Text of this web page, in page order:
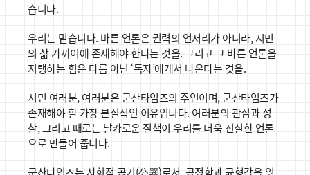
습니다.
우리는 믿습니다. 바른 언론은 권력의 언저리가 아니라, 시민
의 삶 가까이에 존재해야 한다는 것을.그리고 그 바른 언론을
지탱하는 힘은 다름 아닌 ‘독자’에게서 나온다는 것을.
시민 여러분,여러분은 군산타임즈의 주인이며, 군산타임즈가
존재해야 할 가장 본질적인 이유입니다. 여러분의 관심과 성
찰, 그리고 때로는 날카로운 질책이 우리를 더욱 진실한 언론
으로 만들어 줍니다.